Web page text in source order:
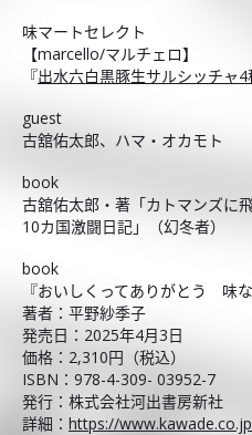
味マートセレクト
【marcello/マルチェロ】
『出水六白黒豚生サルシッチャ4
guest
古舘佑太郎、ハマ・オカモト
book
古舘佑太郎・著「カトマンズに
10カ国激闘日記」（幻冬者）
book
『おいしくってありがとう 味な
著者：平野紗季子
発売日：2025年4月3日
価格：2,310円（税込）
ISBN：978-4-309- 03952-7
発行：株式会社河出書房新社
詳細： https://